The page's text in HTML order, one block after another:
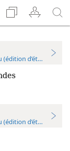
d’étude)
d’étude)